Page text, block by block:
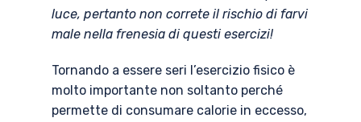
luce, pertanto non correte il rischio di farvi
male nella frenesia di questi esercizi!
Tornando a essere seri l’esercizio fisico è
molto importante non soltanto perché
permette di consumare calorie in eccesso,